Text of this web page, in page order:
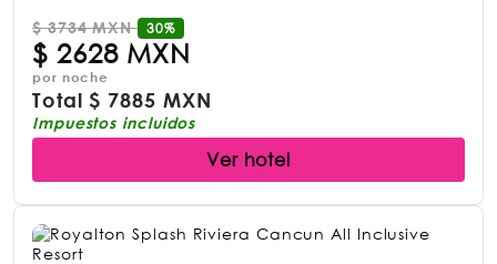
$3734 MXN 30%
$ 2628 MXN
por noche
Total$ 7885 MXN
Impuestos incluidos
Ver hotel